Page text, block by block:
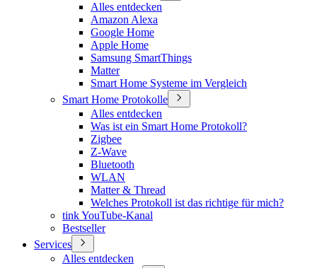
Alles entdecken
Amazon Alexa
Google Home
Apple Home
Samsung SmartThings
Matter
Smart Home Systeme im Vergleich
Smart Home Protokolle
Alles entdecken
Was ist ein Smart Home Protokoll?
Zigbee
Z-Wave
Bluetooth
WLAN
Matter & Thread
Welches Protokoll ist das richtige für mich?
tink YouTube-Kanal
Bestseller
Services
Alles entdecken